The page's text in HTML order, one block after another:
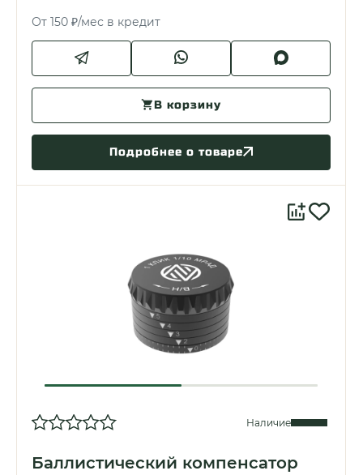
От 150 ₽/мес в кредит
В корзину
Подробнее о товаре
Наличие
Баллистический компенсатор